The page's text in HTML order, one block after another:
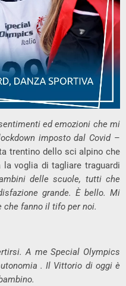
ed emozioni che mi
imposto dal Covid –
trentino dello sci alpino che
voglia di tagliare traguardi
delle scuole, tutti che
grande. È bello. Mi
che fanno il tifo per noi.
A me Special Olympics
. Il Vittorio di oggi è